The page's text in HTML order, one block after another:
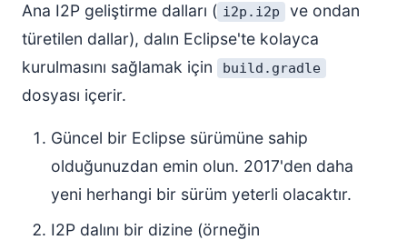
Ana I2P geliştirme dalları ( i2p.i2p
ve ondan
türetilen dallar), dalın Eclipse'te kolayca
kurulmasını sağlamak için
build.gradle
dosyası içerir.
Güncel bir Eclipse sürümüne sahip
olduğunuzdan emin olun. 2017'den daha
yeni herhangi bir sürüm yeterli olacaktır.
I2P dalını bir dizine (örneğin